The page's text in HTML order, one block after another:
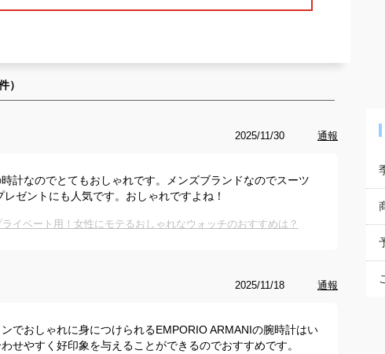
）
2025/11/30 通報
計なのでとてもおしゃれです。メンズブランドなのでスーツ
ゼントにも人気です。おしゃれですよね！
イベート用！女性にモテるおしゃれなウォッチのおすすめは？
2025/11/18 通報
でおしゃれに身につけられるEMPORIO ARMANIの腕時計はい
せやすく好印象を与えることができるのでおすすめです。